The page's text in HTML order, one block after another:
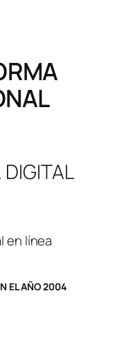
en línea
EL AÑO 2004